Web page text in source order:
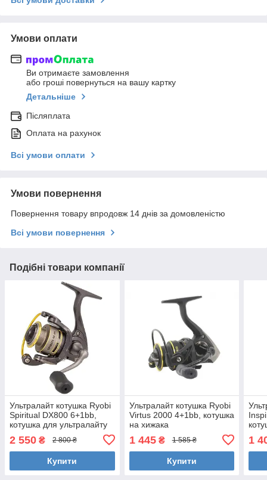
Умови оплати
Ви отримаєте замовлення
або гроші повернуться на вашу картку
Детальніше
Післяплата
Оплата на рахунок
Всі умови оплати
Умови повернення
Повернення товару впродовж 14 днів за домовленістю
Всі умови повернення
Подібні товари компанії
Ультралайт котушка Ryobi
Spiritual DX800 6+1bb,
котушка для ультралайту
2 550 ₴ 2 800 ₴
Купити
Ультралайт котушка Ryobi
Virtus 2000 4+1bb, котушка
на хижака
1 445₴ 1 585 ₴
Купити
1